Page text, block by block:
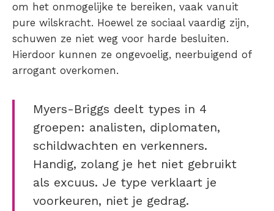
om het onmogelijke te bereiken, vaak vanuit
pure wilskracht. Hoewel ze sociaal vaardig zijn,
schuwen ze niet weg voor harde besluiten.
Hierdoor kunnen ze ongevoelig, neerbuigend of
arrogant overkomen.
Myers-Briggs deelt types in 4
groepen: analisten, diplomaten,
schildwachten en verkenners.
Handig, zolang je het niet gebruikt
als excuus. Je type verklaart je
voorkeuren, niet je gedrag.